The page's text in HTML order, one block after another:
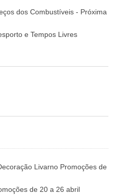
dos Combustíveis - Próxima
e Tempos Livres
Livarno Promoções de
de 20 a 26 abril